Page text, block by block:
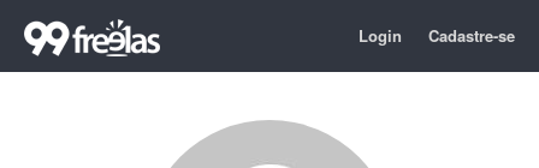
Login Cadastre-se